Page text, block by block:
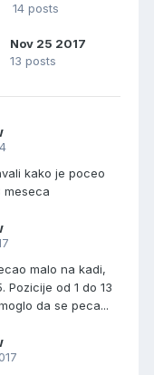
14 posts
Nov 25 2017
13 posts
kako je poceo
meseca
malo na kadi,
Pozicije od 1 do 13
da se peca...